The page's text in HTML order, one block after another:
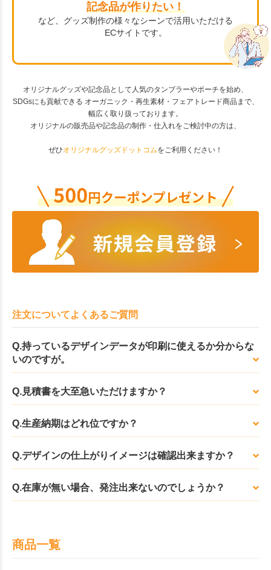
記念品が作りたい！
など、グッズ制作の様々なシーンで活用いただける
ECサイトです。
オリジナルグッズや記念品として人気のタンブラーやポーチを始め、
SDGsにも貢献できる オーガニック・再生素材・フェアトレード商品まで、
幅広く取り扱っております。
オリジナルの販売品や記念品の制作・仕入れをご検討中の方は、
ぜひオリジナルグッズドットコムをご利用ください！
注文についてよくあるご質問
Q.持っているデザインデータが印刷に使えるか分からな
いのですが。
Q.見積書を大至急いただけますか？
Q.生産納期はどれ位ですか？
Q.デザインの仕上がりイメージは確認出来ますか？
Q.在庫が無い場合、発注出来ないのでしょうか？
商品一覧